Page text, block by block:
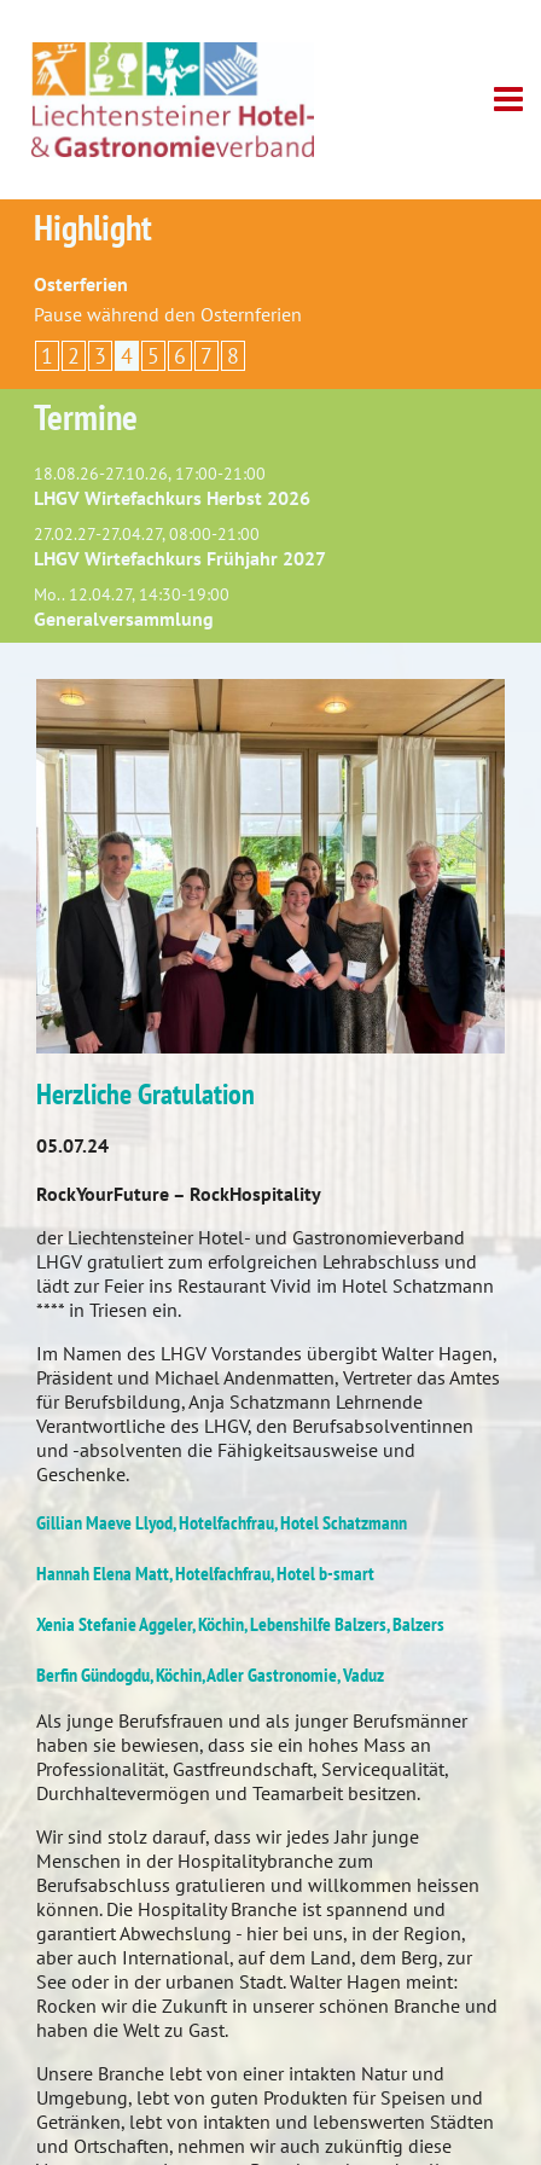
Highlight
Osterferien
Pause während den Osternferien
1 2 3 4 5 6 7 8
Termine
18.08.26-27.10.26, 17:00-21:00
LHGV Wirtefachkurs Herbst 2026
27.02.27-27.04.27, 08:00-21:00
LHGV Wirtefachkurs Frühjahr 2027
Mo.. 12.04.27, 14:30-19:00
Generalversammlung
Herzliche Gratulation
05.07.24
RockYourFuture – RockHospitality
der Liechtensteiner Hotel- und Gastronomieverband
LHGV gratuliert zum erfolgreichen Lehrabschluss und
lädt zur Feier ins Restaurant Vivid im Hotel Schatzmann
**** in Triesen ein.
Im Namen des LHGV Vorstandes übergibt Walter Hagen,
Präsident und Michael Andenmatten, Vertreter das Amtes
für Berufsbildung, Anja Schatzmann Lehrnende
Verantwortliche des LHGV, den Berufsabsolventinnen
und -absolventen die Fähigkeitsausweise und
Geschenke.
Gillian Maeve Llyod, Hotelfachfrau, Hotel Schatzmann
Hannah Elena Matt, Hotelfachfrau, Hotel b-smart
Xenia Stefanie Aggeler, Köchin, Lebenshilfe Balzers, Balzers
Berfin Gündogdu, Köchin, Adler Gastronomie, Vaduz
Als junge Berufsfrauen und als junger Berufsmänner
haben sie bewiesen, dass sie ein hohes Mass an
Professionalität, Gastfreundschaft, Servicequalität,
Durchhaltevermögen und Teamarbeit besitzen.
Wir sind stolz darauf, dass wir jedes Jahr junge
Menschen in der Hospitalitybranche zum
Berufsabschluss gratulieren und willkommen heissen
können. Die Hospitality Branche ist spannend und
garantiert Abwechslung - hier bei uns, in der Region,
aber auch International, auf dem Land, dem Berg, zur
See oder in der urbanen Stadt. Walter Hagen meint:
Rocken wir die Zukunft in unserer schönen Branche und
haben die Welt zu Gast.
Unsere Branche lebt von einer intakten Natur und
Umgebung, lebt von guten Produkten für Speisen und
Getränken, lebt von intakten und lebenswerten Städten
und Ortschaften, nehmen wir auch zukünftig diese